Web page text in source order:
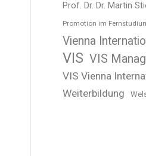
Prof. Dr. Dr. Martin
Promotion im
Vienna
VIS VIS
VIS Vienna
Weiterbildung